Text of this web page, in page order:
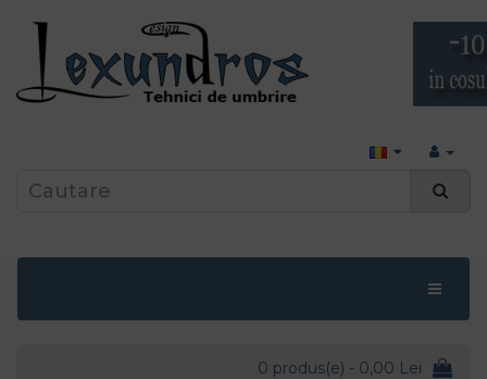
0 produs(e) - 0,00 Lei